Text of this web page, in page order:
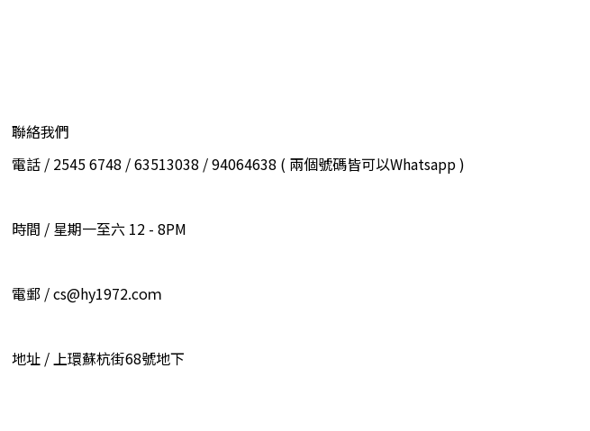
聯絡我們
電話 / 2545 6748 / 63513038 / 94064638 ( 兩個號碼皆可以Whatsapp )
時間 / 星期一至六 12 - 8PM
電郵 / cs@hy1972.coｍ
地址 / 上環蘇杭街68號地下